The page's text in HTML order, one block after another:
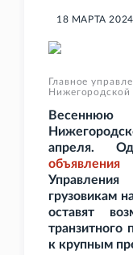
18 МАРТА 2024
Главное
Нижегородской
апреля.
объявления
грузовикам
оставят
транзитного
к крупным